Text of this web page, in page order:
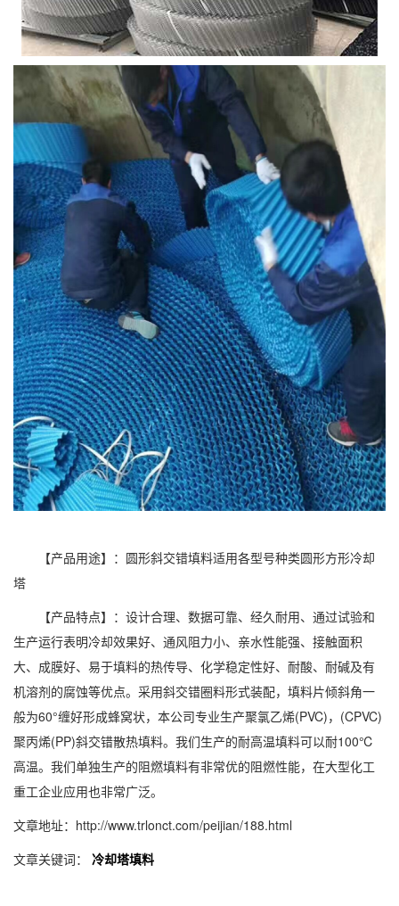
【产品用途】：圆形斜交错填料适用各型号种类圆形方形冷却
塔
【产品特点】：设计合理、数据可靠、经久耐用、通过试验和
生产运行表明冷却效果好、通风阻力小、亲水性能强、接触面积
大、成膜好、易于填料的热传导、化学稳定性好、耐酸、耐碱及有
机溶剂的腐蚀等优点。采用斜交错圈料形式装配，填料片倾斜角一
般为60°缠好形成蜂窝状，本公司专业生产聚氯乙烯(PVC)，(CPVC)
聚丙烯(PP)斜交错散热填料。我们生产的耐高温填料可以耐100℃
高温。我们单独生产的阻燃填料有非常优的阻燃性能，在大型化工
重工企业应用也非常广泛。
文章地址：http://www.trlonct.com/peijian/188.html
文章关键词：
冷却塔填料